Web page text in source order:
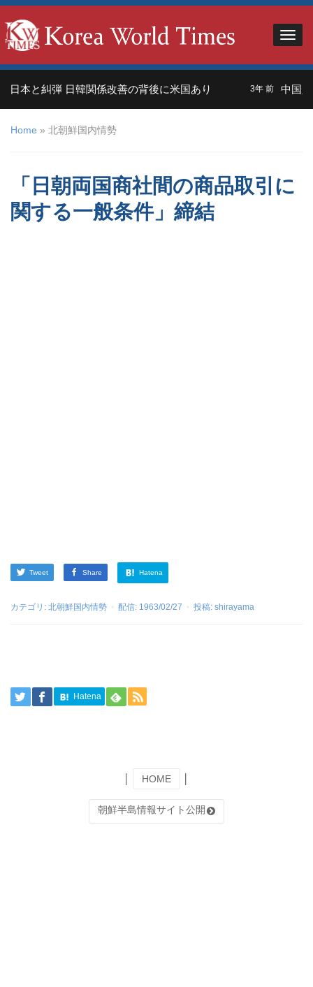
本と糾弾 日韓関係改善の背後に米国あり 3年 前 中国人観
Home » 北朝鮮国内情勢
「日朝両国商社間の商品取引に
関する一般条件」締結
Tweet Share Hatena
カテゴリ: 北朝鮮国内情勢 配信: 1963/02/27 投稿: shirayama
Hatena
HOME
朝鮮半島情報サイト公開